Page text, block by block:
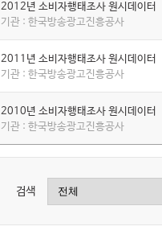
2012년 소비자행태조사 원시데이터
기관 : 한국방송광고진흥공사
2011년 소비자행태조사 원시데이터
기관 : 한국방송광고진흥공사
2010년 소비자행태조사 원시데이터
기관 : 한국방송광고진흥공사
검색